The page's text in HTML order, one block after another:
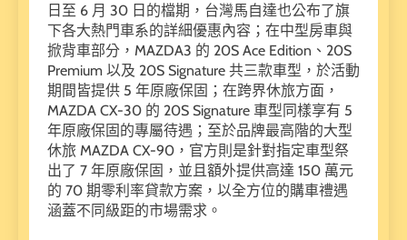
日至 6 月 30 日的檔期，台灣馬自達也公布了旗
下各大熱門車系的詳細優惠內容；在中型房車與
掀背車部分，MAZDA3 的 20S Ace Edition、20S
Premium 以及 20S Signature 共三款車型，於活動
期間皆提供 5 年原廠保固；在跨界休旅方面，
MAZDA CX-30 的 20S Signature 車型同樣享有 5
年原廠保固的專屬待遇；至於品牌最高階的大型
休旅 MAZDA CX-90，官方則是針對指定車型祭
出了 7 年原廠保固，並且額外提供高達 150 萬元
的 70 期零利率貸款方案，以全方位的購車禮遇
涵蓋不同級距的市場需求。